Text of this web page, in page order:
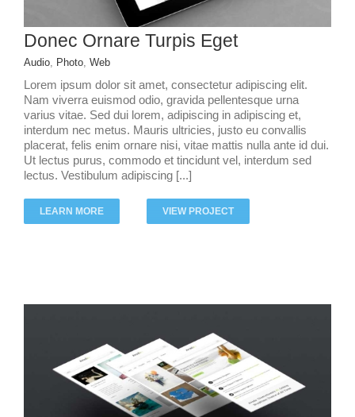
Donec Ornare Turpis Eget
Audio, Photo, Web
Lorem ipsum dolor sit amet, consectetur adipiscing elit.
Nam viverra euismod odio, gravida pellentesque urna
varius vitae. Sed dui lorem, adipiscing in adipiscing et,
interdum nec metus. Mauris ultricies, justo eu convallis
placerat, felis enim ornare nisi, vitae mattis nulla ante id dui.
Ut lectus purus, commodo et tincidunt vel, interdum sed
lectus. Vestibulum adipiscing [...]
LEARN MORE VIEW PROJECT